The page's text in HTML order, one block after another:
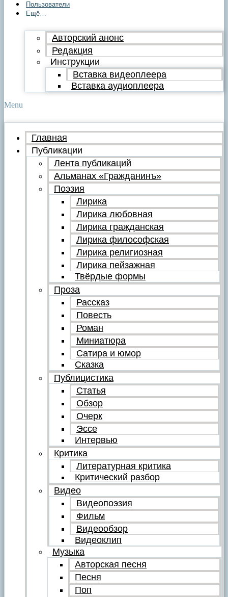
Пользователи
Ещё…
Авторский анонс
Редакция
Инструкции
Вставка видеоплеера
Вставка аудиоплеера
Menu
Главная
Публикации
Лента публикаций
Альманах «Гражданинъ»
Поэзия
Лирика
Лирика любовная
Лирика гражданская
Лирика философская
Лирика религиозная
Лирика пейзажная
Твёрдые формы
Проза
Рассказ
Повесть
Роман
Миниатюра
Сатира и юмор
Сказка
Публицистика
Статья
Обзор
Очерк
Эссе
Интервью
Критика
Литературная критика
Критический разбор
Видео
Видеопоэзия
Фильм
Видеообзор
Видеоклип
Музыка
Авторская песня
Песня
Поп